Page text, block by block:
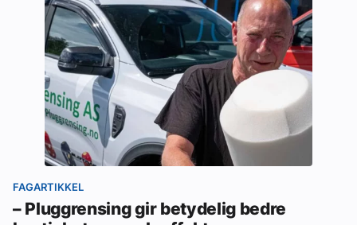
FAGARTIKKEL
– Pluggrensing gir betydelig bedre